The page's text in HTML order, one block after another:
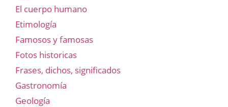
El cuerpo humano
Etimología
Famosos y famosas
Fotos historicas
Frases, dichos, significados
Gastronomía
Geología